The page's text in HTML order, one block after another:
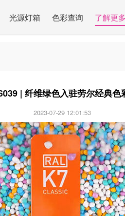
光源灯箱 色彩查询 了解更多
| 纤维绿色入驻劳尔经典色
2023-07-29 12:01:53